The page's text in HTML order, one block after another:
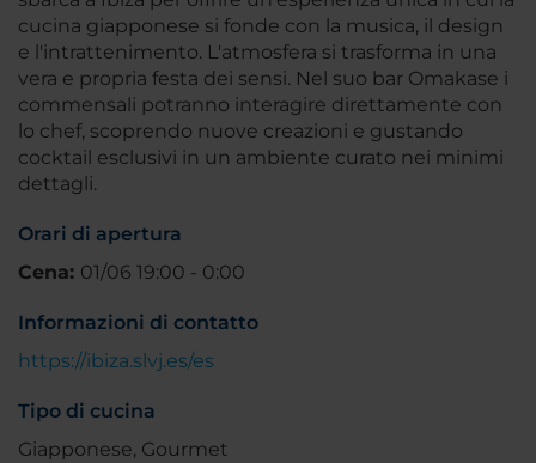
cucina giapponese si fonde con la musica, il design
e l'intrattenimento. L'atmosfera si trasforma in una
vera e propria festa dei sensi. Nel suo bar Omakase i
commensali potranno interagire direttamente con
lo chef, scoprendo nuove creazioni e gustando
cocktail esclusivi in un ambiente curato nei minimi
dettagli.
Orari di apertura
Cena: 01/06 19:00 - 0:00
Informazioni di contatto
https://ibiza.slvj.es/es
Tipo di cucina
Giapponese, Gourmet